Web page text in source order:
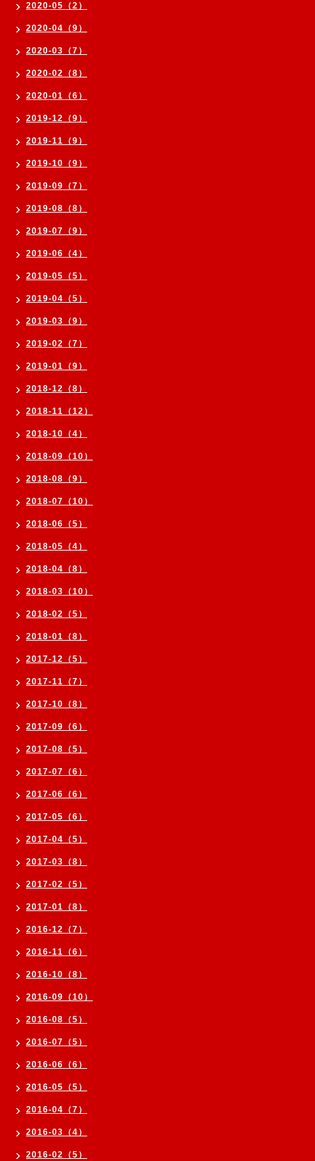
2020-05（2）
2020-04（9）
2020-03（7）
2020-02（8）
2020-01（6）
2019-12（9）
2019-11（9）
2019-10（9）
2019-09（7）
2019-08（8）
2019-07（9）
2019-06（4）
2019-05（5）
2019-04（5）
2019-03（9）
2019-02（7）
2019-01（9）
2018-12（8）
2018-11（12）
2018-10（4）
2018-09（10）
2018-08（9）
2018-07（10）
2018-06（5）
2018-05（4）
2018-04（8）
2018-03（10）
2018-02（5）
2018-01（8）
2017-12（5）
2017-11（7）
2017-10（8）
2017-09（6）
2017-08（5）
2017-07（6）
2017-06（6）
2017-05（6）
2017-04（5）
2017-03（8）
2017-02（5）
2017-01（8）
2016-12（7）
2016-11（6）
2016-10（8）
2016-09（10）
2016-08（5）
2016-07（5）
2016-06（6）
2016-05（5）
2016-04（7）
2016-03（4）
2016-02（5）